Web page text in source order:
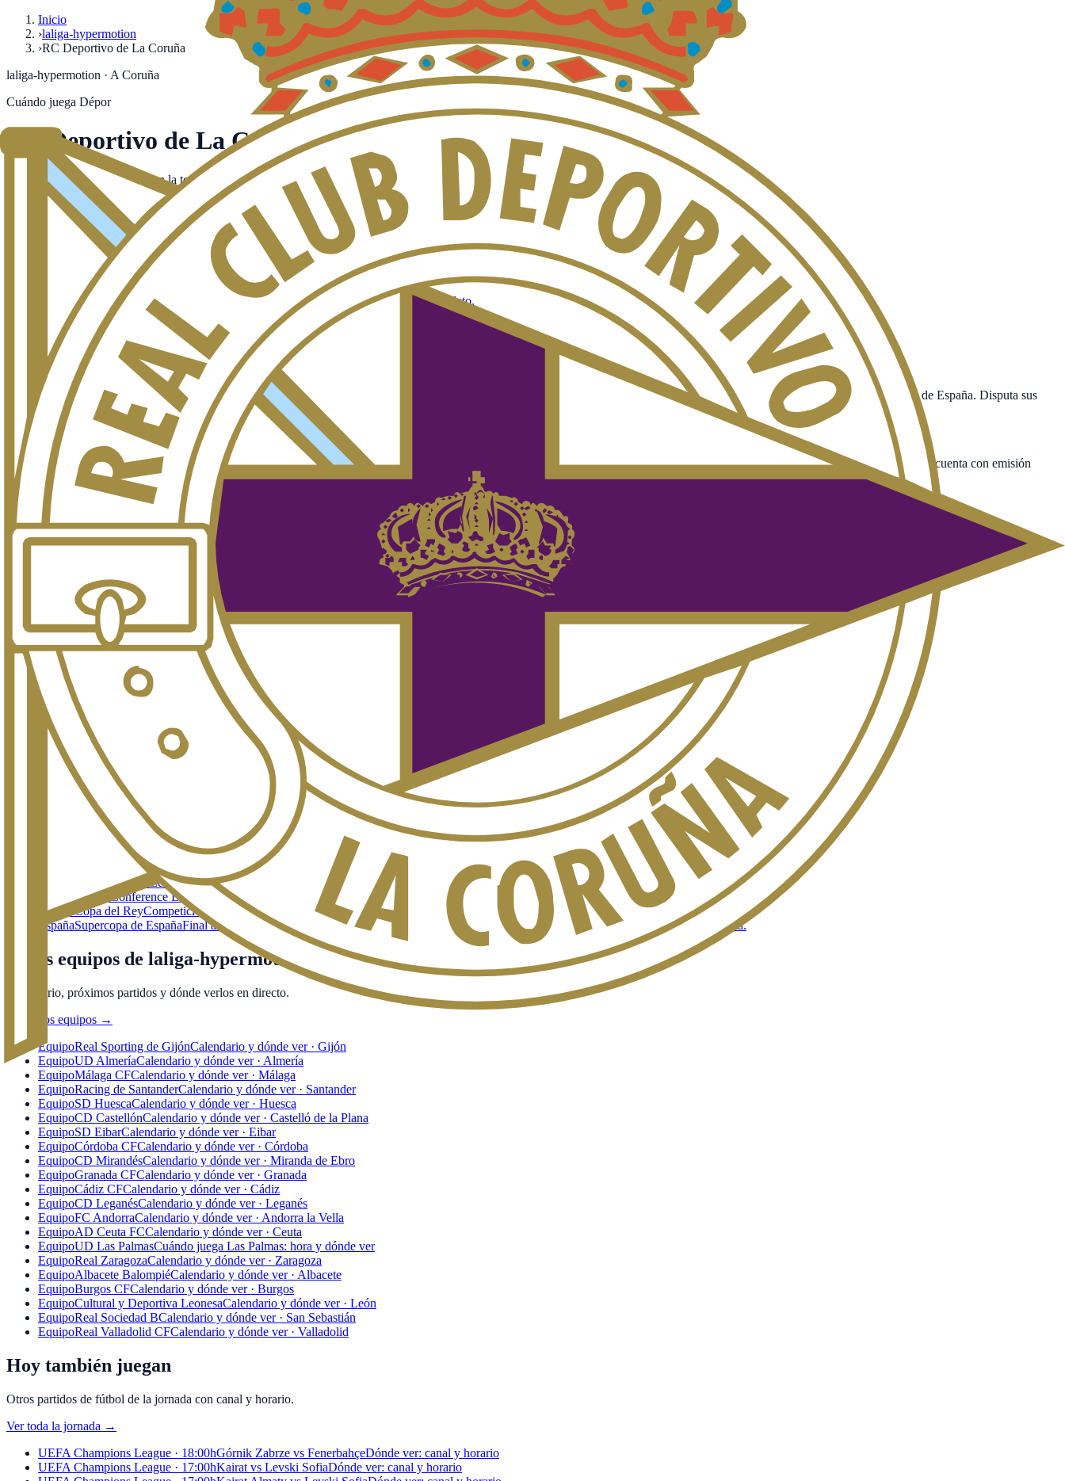
Inicio
›laliga-hypermotion
›RC Deportivo de La Coruña
laliga-hypermotion · A Coruña
Cuándo juega Dépor
RC Deportivo de La Coruña
Próximos partidos del Dépor en la temporada 2026-27: horarios, canales y dónde verlos en directo. Actualizado al minuto.
Próximos partidos
Horarios en hora peninsular. Canales actualizados al minuto.
Ver toda la jornada →
Sin partidos confirmados delDépor para la próxima jornada. Consulta el calendario completo.
LaLiga Hypermotion · España
RC Deportivo de La Coruña: estadio, palmarés y dónde verlo en España
RC Deportivo de La Coruña es el club de A Coruña, en España, que compite en la LaLiga Hypermotion. El Dépor es uno de los clubes de la LaLiga Hypermotion, la primera división de España. Disputa sus
partidos como local en su estadio de A Coruña.
El Dépor pelea cada temporada por clasificarse para las competiciones europeas a través de su posición en la LaLiga Hypermotion.
En España, los partidos del Dépor en competición europea —Champions League, Europa League o Conference League— suelen seguirse en Movistar Plus+; la LaLiga Hypermotion no cuenta con emisión
regular en abierto. Esta página recoge los próximos partidos confirmados del Dépor, con la fecha, la hora peninsular (Europe/Madrid) y el canal asignado en cuanto se programan.
Cómo ver al Dépor en directo
laliga-hypermotion
Los partidos del Dépor en laliga-hypermotion se emiten en distintos canales según la jornada. Actualizamos las parrillas al minuto.
Ver canales y parrilla→
Champions / Europa League
Movistar Liga de Campeones · Movistar+
Cuando el
juega competición europea, el partido está en Movistar+ (y RTVE para la final).
Ver oferta Movistar Plus+→
Más competiciones de fútbol
Calendario, equipos y dónde ver las grandes ligas y copas.
Todas las competiciones
LaLiga EA Sports
Primera División española. Calendario de la jornada en curso, próximos partidos y dónde verlos en directo.
UEFA Champions League
Máxima competición europea de clubes. Horarios, canales TV y guía de retransmisión para cada jornada.
UEFA Europa LeagueSegunda competición europea de clubes. Calendario, horarios y canales TV de la Europa League.
UEFA Conference League
Tercera competición europea de clubes. Fechas, horarios y guía de retransmisión para la Conference League.
España
Copa del ReyCompetición por eliminatorias de la RFEF. Calendario, horarios y emisión en abierto cuando corresponde.
EspañaSupercopa de EspañaFinal a cuatro de la RFEF entre campeones y finalistas de LaLiga y Copa del Rey. Sedes, horarios y dónde verla.
Otros equipos de laliga-hypermotion
Calendario, próximos partidos y dónde verlos en directo.
Todos los equipos →
EquipoReal Sporting de GijónCalendario y dónde ver · Gijón
EquipoUD AlmeríaCalendario y dónde ver · Almería
EquipoMálaga CFCalendario y dónde ver · Málaga
EquipoRacing de SantanderCalendario y dónde ver · Santander
EquipoSD HuescaCalendario y dónde ver · Huesca
EquipoCD CastellónCalendario y dónde ver · Castelló de la Plana
EquipoSD EibarCalendario y dónde ver · Eibar
EquipoCórdoba CFCalendario y dónde ver · Córdoba
EquipoCD MirandésCalendario y dónde ver · Miranda de Ebro
EquipoGranada CFCalendario y dónde ver · Granada
EquipoCádiz CFCalendario y dónde ver · Cádiz
EquipoCD LeganésCalendario y dónde ver · Leganés
EquipoFC AndorraCalendario y dónde ver · Andorra la Vella
EquipoAD Ceuta FCCalendario y dónde ver · Ceuta
EquipoUD Las PalmasCuándo juega Las Palmas: hora y dónde ver
EquipoReal ZaragozaCalendario y dónde ver · Zaragoza
EquipoAlbacete BalompiéCalendario y dónde ver · Albacete
EquipoBurgos CFCalendario y dónde ver · Burgos
EquipoCultural y Deportiva LeonesaCalendario y dónde ver · León
EquipoReal Sociedad BCalendario y dónde ver · San Sebastián
EquipoReal Valladolid CFCalendario y dónde ver · Valladolid
Hoy también juegan
Otros partidos de fútbol de la jornada con canal y horario.
Ver toda la jornada →
UEFA Champions League · 18:00hGórnik Zabrze vs FenerbahçeDónde ver: canal y horario
UEFA Champions League · 17:00hKairat vs Levski SofiaDónde ver: canal y horario